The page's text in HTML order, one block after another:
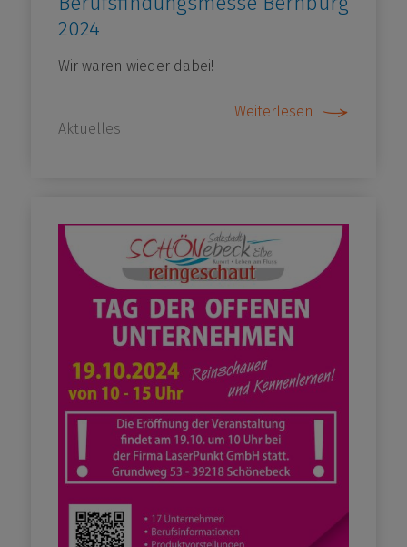
2024
Wir waren wieder dabei!
Weiterlesen
Aktuelles